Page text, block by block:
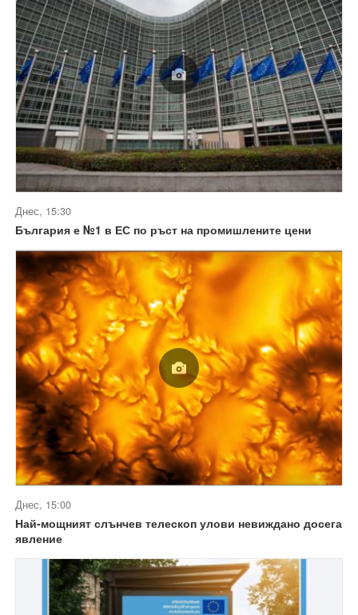
Днес, 15:30
България е №1 в ЕС по ръст на промишлените цени
Днес, 15:00
Най-мощният слънчев телескоп улови невиждано досега
явление